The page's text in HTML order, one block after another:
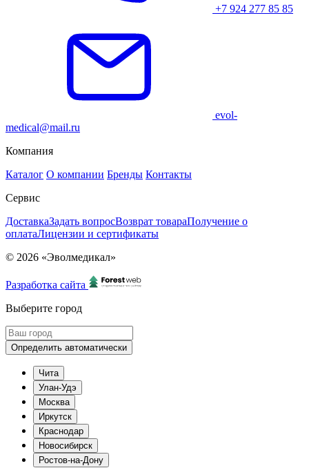
+7 924 277 85 85
evol-
medical@mail.ru
Компания
Каталог О компании Бренды Контакты
Сервис
ДоставкаЗадать вопросВозврат товараПолучение о
оплатаЛицензии и сертификаты
© 2026 «Эволмедикал»
Разработка сайта
Выберите город
Определить автоматически
Чита
Улан-Удэ
Москва
Иркутск
Краснодар
Новосибирск
Ростов-на-Дону